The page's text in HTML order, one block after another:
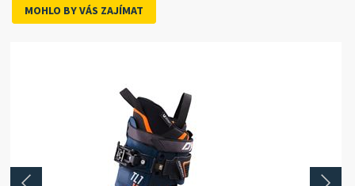
MOHLO BY VÁS ZAJÍMAT